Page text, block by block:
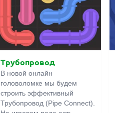
просто, не правда ли? Но за
внешней простотой
скрывается нечто большее.
Трубопровод
В новой онлайн
головоломке мы будем
строить эффективный
Трубопровод (Pipe Connect).